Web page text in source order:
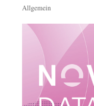
Allgemein